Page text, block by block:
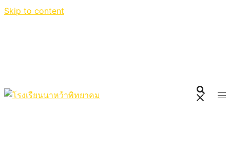
Skip to content